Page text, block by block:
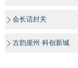
会长话封关
古韵崖州·科创新城